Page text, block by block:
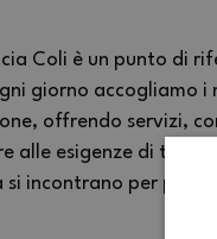
Coli è un punto di
giorno accogliamo
offrendo servizi,
alle esigenze di tutta
si incontrano per